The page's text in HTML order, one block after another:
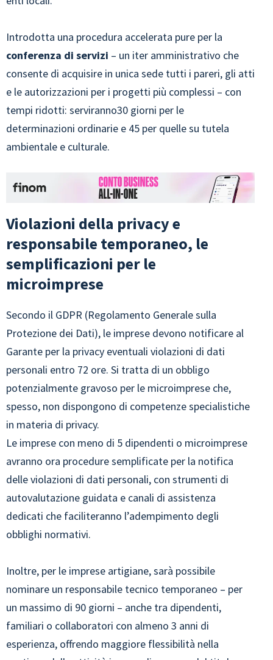
Introdotta una procedura accelerata pure per la
conferenza di servizi – un iter amministrativo che
consente di acquisire in unica sede tutti i pareri, gli atti
e le autorizzazioni per i progetti più complessi – con
tempi ridotti: serviranno30 giorni per le
determinazioni ordinarie e 45 per quelle su tutela
ambientale e culturale.
Violazioni della privacy e
responsabile temporaneo, le
semplificazioni per le
microimprese
Secondo il GDPR (Regolamento Generale sulla
Protezione dei Dati), le imprese devono notificare al
Garante per la privacy eventuali violazioni di dati
personali entro 72 ore. Si tratta di un obbligo
potenzialmente gravoso per le microimprese che,
spesso, non dispongono di competenze specialistiche
in materia di privacy.
Le imprese con meno di 5 dipendenti o microimprese
avranno ora procedure semplificate per la notifica
delle violazioni di dati personali, con strumenti di
autovalutazione guidata e canali di assistenza
dedicati che faciliteranno l’adempimento degli
obblighi normativi.
Inoltre, per le imprese artigiane, sarà possibile
nominare un responsabile tecnico temporaneo – per
un massimo di 90 giorni – anche tra dipendenti,
familiari o collaboratori con almeno 3 anni di
esperienza, offrendo maggiore flessibilità nella